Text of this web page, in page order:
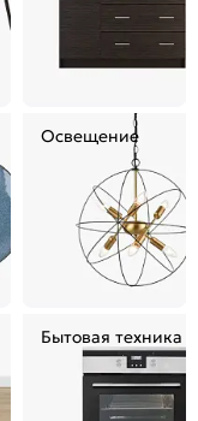
Освещение
Бытовая техника